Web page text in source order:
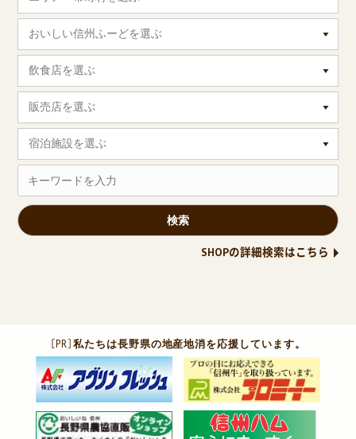
おいしい信州ふーどを選ぶ
飲食店を選ぶ
販売店を選ぶ
宿泊施設を選ぶ
SHOPの詳細検索はこちら
［PR］私たちは長野県の地産地消を応援しています。